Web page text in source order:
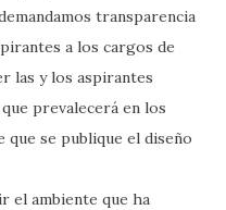
transparencia
a los cargos de
las y los aspirantes
prevalecerá en los
que se publique el diseño
el ambiente que ha